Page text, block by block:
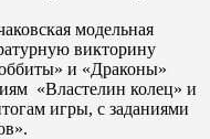
модельная
викторину
и «Драконы»
«Властелин колец» и
игры, с заданиями